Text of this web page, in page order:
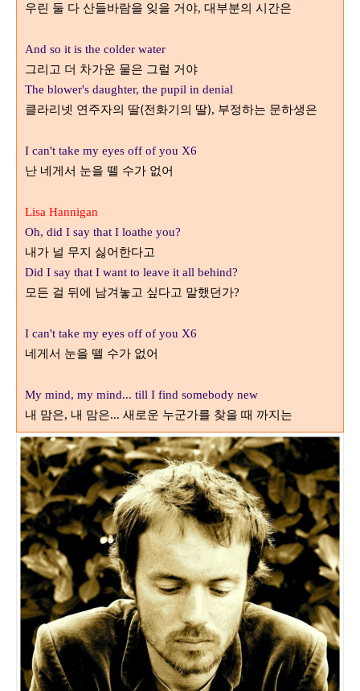
우린 둘 다 산들바람을 잊을 거야, 대부분의 시간은
And so it is the colder water
그리고 더 차가운 물은 그럴 거야
The blower's daughter, the pupil in denial
클라리넷 연주자의 딸(전화기의 딸), 부정하는 문하생은
I can't take my eyes off of you X6
난 네게서 눈을 뗄 수가 없어
Lisa Hannigan
Oh, did I say that I loathe you?
내가 널 무지 싫어한다고
Did I say that I want to leave it all behind?
모든 걸 뒤에 남겨놓고 싶다고 말했던가?
I can't take my eyes off of you X6
네게서 눈을 뗄 수가 없어
My mind, my mind... till I find somebody new
내 맘은, 내 맘은... 새로운 누군가를 찾을 때 까지는